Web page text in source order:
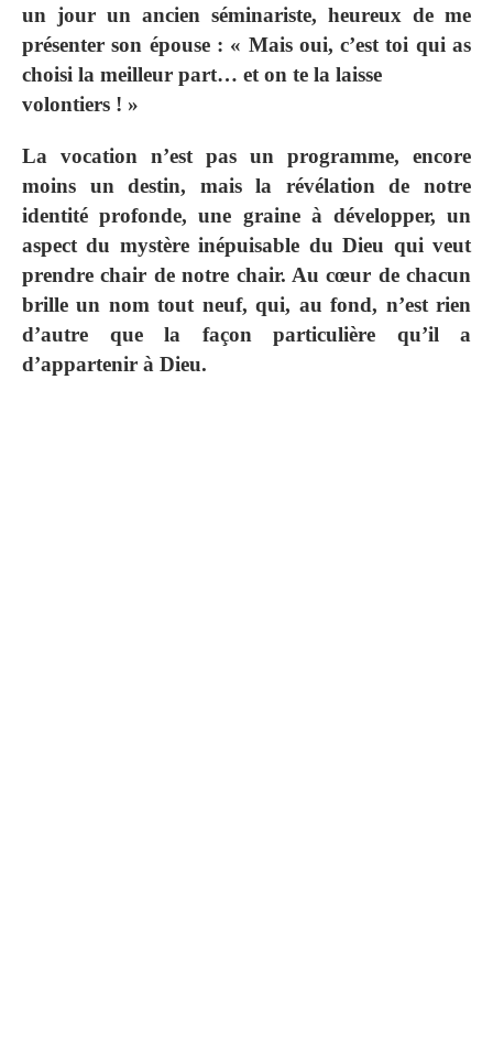
un jour un ancien séminariste, heureux de me
présenter son épouse : « Mais oui, c’est toi qui as
choisi la meilleur part… et on te la laisse
volontiers ! »
La vocation n’est pas un programme, encore
moins un destin, mais la révélation de notre
identité profonde, une graine à développer, un
aspect du mystère inépuisable du Dieu qui veut
prendre chair de notre chair. Au cœur de chacun
brille un nom tout neuf, qui, au fond, n’est rien
d’autre que la façon particulière qu’il a
d’appartenir à Dieu.